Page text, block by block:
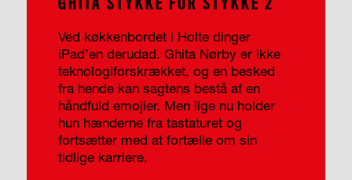
Ved køkkenbordet i Holte dinger
iPad’en derudad. Ghita Nørby er ikke
teknologiforskrækket, og en besked
fra hende kan sagtens bestå af en
håndfuld emojier. Men lige nu holder
hun hænderne fra tastaturet og
fortsætter med at fortælle om sin
tidlige karriere.